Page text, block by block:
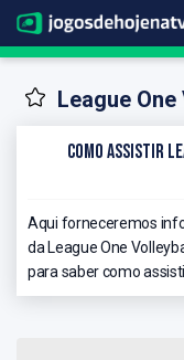
League
Como Assistir
Aqui forneceremos
da League One
para saber como